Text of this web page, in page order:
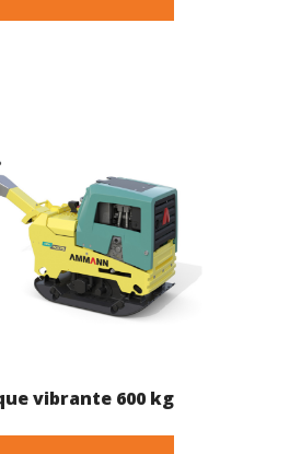
vibrante 600 kg